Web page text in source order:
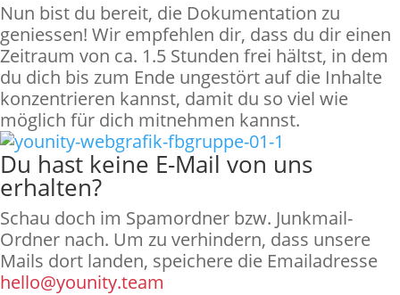
Nun bist du bereit, die Dokumentation zu
geniessen! Wir empfehlen dir, dass du dir einen
Zeitraum von ca. 1.5 Stunden frei hältst, in dem
du dich bis zum Ende ungestört auf die Inhalte
konzentrieren kannst, damit du so viel wie
möglich für dich mitnehmen kannst.
Du hast keine E-Mail von uns
erhalten?
Schau doch im Spamordner bzw. Junkmail-
Ordner nach. Um zu verhindern, dass unsere
Mails dort landen, speichere die Emailadresse
hello@younity.team